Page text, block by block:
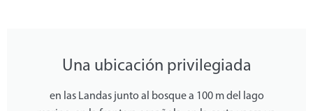
Una ubicación privilegiada
en las Landas junto al bosque a 100 m del lago